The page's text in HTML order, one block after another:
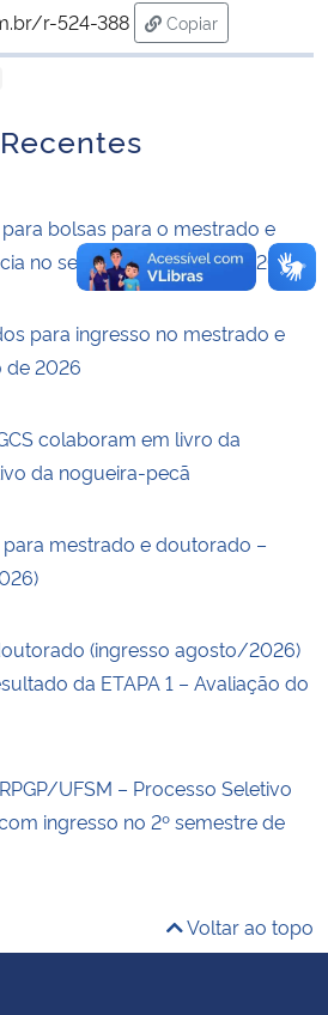
r-524-388
Copiar
para área de
bolsas para o mestrado e
no segundo semestre de 2026.
para ingresso no mestrado e
de 2026
colaboram em livro da
da nogueira-pecã
mestrado e doutorado –
(ingresso agosto/2026)
da ETAPA 1 – Avaliação do
UFSM – Processo Seletivo
ingresso no 2º semestre de
Voltar ao topo